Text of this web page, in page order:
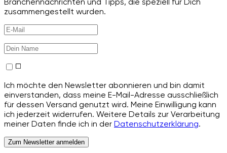
Branchennachrichten und Tipps, die speziell für Dich
zusammengestellt wurden.
Ich möchte den Newsletter abonnieren und bin damit
einverstanden, dass meine E-Mail-Adresse ausschließlich
für dessen Versand genutzt wird. Meine Einwilligung kann
ich jederzeit widerrufen. Weitere Details zur Verarbeitung
meiner Daten finde ich in der Datenschutzerklärung.
Zum Newsletter anmelden